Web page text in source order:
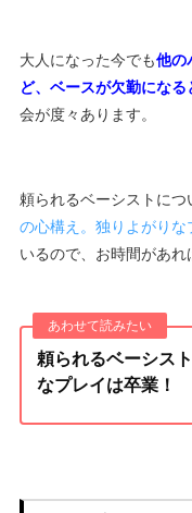
大人になった今でも他の
ど、ベースが欠勤にな
会が度々あります。
頼られるベーシストにつ
の心構え。独りよがりな
いるので、お時間があれ
頼られるベーシス
なプレイは卒業！